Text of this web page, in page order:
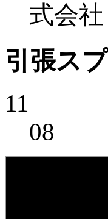
式会社
引張ス
11
08